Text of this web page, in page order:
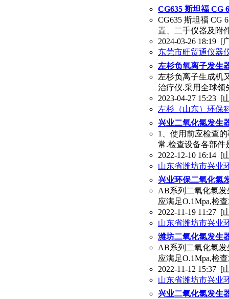
CG635 斯坦福 CG
CG635 斯坦福 CG
置、二手仪器及附
2024-03-26 18:19 [
东莞市旺贸通仪器
左杉负氧离子发生
左杉负离子生成机
治疗仪.采用全球领
2023-04-27 15:23 [
左杉（山东）环保
兴业二氧化氯发生
1、使用前应检查
常.检查设备各部件
2022-12-10 16:14 [
山东省潍坊市兴业
兴业环保二氧化氯
AB系列二氧化氯
应满足O.1Mpa,检
2022-11-19 11:27 [
山东省潍坊市兴业
潍坊二氧化氯发生
AB系列二氧化氯
应满足O.1Mpa,检
2022-11-12 15:37 [
山东省潍坊市兴业
兴业二氧化氯发生